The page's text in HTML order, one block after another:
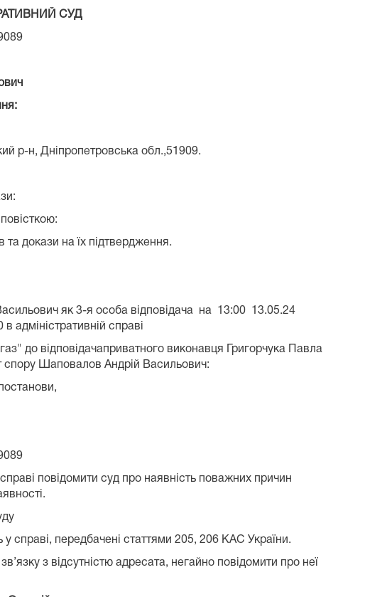
СУД
р-н, Дніпропетровська обл.,51909.
докази на їх підтвердження.
як 3-я особа відповідача на 13:00 13.05.24
справі
до відповідачаприватного виконавця Григорчука Павла
спору Шаповалов Андрій Васильович:
повідомити суд про наявність поважних причин
у справі, передбачені статтями 205, 206 КАС України.
з відсутністю адресата, негайно повідомити про неї